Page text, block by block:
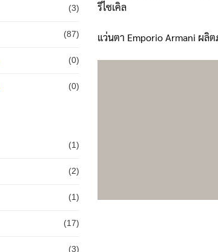
(3)
(87)
(0)
(0)
(1)
(2)
(1)
(17)
(3)
รีไซเคิล
แว่นตา Emporio Armani ผลิ